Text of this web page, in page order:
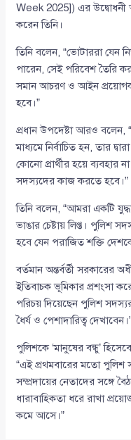
Week 2025]) এর উদ্বোধনী
করেন তিনি।
তিনি বলেন, “ভোটাররা যেন
পারেন, সেই পরিবেশ তৈরি করতে
সমান আচরণ ও আইন
হবে।”
প্রধান উপদেষ্টা আরও বলেন,
মাধ্যমে নির্বাচিত হন, তার
কোনো প্রার্থীর হয়ে ব্যবহার
সদস্যদের কাজ করতে হবে।”
তিনি বলেন, “আমরা একটি
ভাঙার চেষ্টায় লিপ্ত। পুলিশ
হবে যেন পরাজিত শক্তি
বর্তমান অন্তর্বর্তী সরকারের
ইতিবাচক ভূমিকার প্রশংসা
পরিচয় দিয়েছেন পুলিশ
ধৈর্য ও পেশাদারিত্ব
পুলিশকে ‘মানুষের বন্ধু’
“এই প্রথমবারের মতো পুলিশ
সম্প্রদায়ের নেতাদের সঙ্গে
ধারাবাহিকতা ধরে রাখা
কমে আসে।”